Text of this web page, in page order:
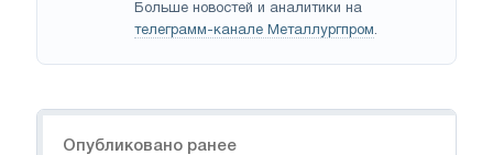
Больше новостей и аналитики на
телеграмм-канале Металлургпром.
Опубликовано ранее